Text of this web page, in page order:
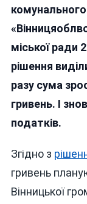
міської ради
рішення
разу сума
гривень. І
податків.
Згідно з
гривень
Вінницької